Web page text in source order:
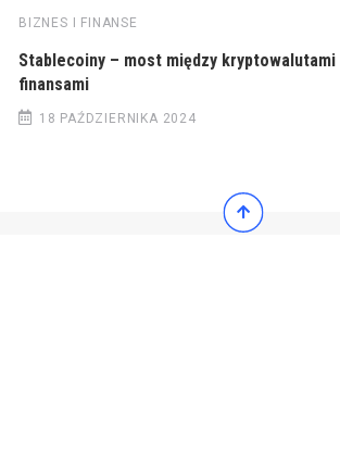
BIZNES I FINANSE
Stablecoiny – most między kryptowalutami
finansami
18 PAŹDZIERNIKA 2024